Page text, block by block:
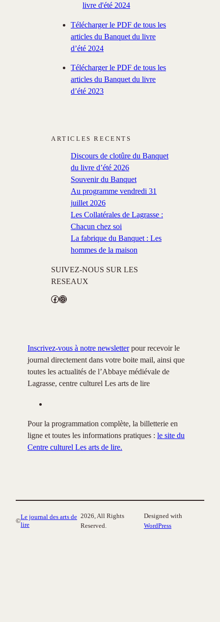
livre d'été 2024
Télécharger le PDF de tous les
articles du Banquet du livre
d’été 2024
Télécharger le PDF de tous les
articles du Banquet du livre
d’été 2023
ARTICLES RECENTS
Discours de clotûre du Banquet
du livre d’été 2026
Souvenir du Banquet
Au programme vendredi 31
juillet 2026
Les Collatérales de Lagrasse :
Chacun chez soi
La fabrique du Banquet : Les
hommes de la maison
SUIVEZ-NOUS SUR LES
RESEAUX
Facebook Instagram
Inscrivez-vous à notre newsletterpour recevoir le
journal directement dans votre boite mail, ainsi que
toutes les actualités de l’Abbaye médiévale de
Lagrasse, centre culturel Les arts de lire
Pour la programmation complète, la billetterie en
ligne et toutes les informations pratiques : le site du
Centre culturel Les arts de lire.
©
Le journal des arts de
lire
2026, All Rights
Reserved.
Designed with
WordPress